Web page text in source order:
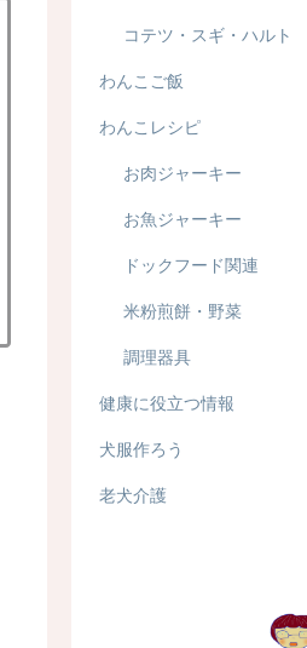
コテツ・スギ・ハルト
わんこご飯
わんこレシピ
お肉ジャーキー
お魚ジャーキー
ドックフード関連
米粉煎餅・野菜
調理器具
健康に役立つ情報
犬服作ろう
老犬介護